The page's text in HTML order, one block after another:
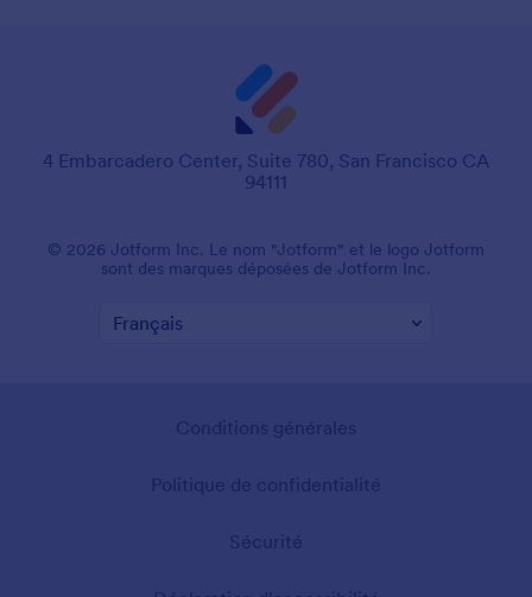
4 Embarcadero Center, Suite 780, San Francisco CA
94111
© 2026 Jotform Inc. Le nom "Jotform" et le logo Jotform
sont des marques déposées de Jotform Inc.
Conditions générales
Politique de confidentialité
Sécurité